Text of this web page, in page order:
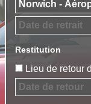
Restitution
Lieu de retour